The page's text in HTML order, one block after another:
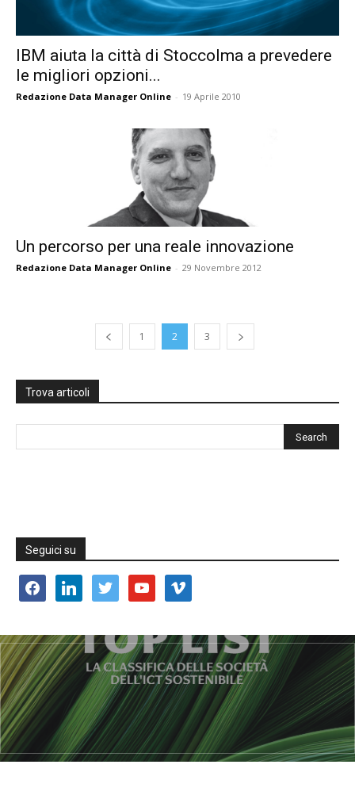
IBM aiuta la città di Stoccolma a prevedere
le migliori opzioni...
Redazione Data Manager Online - 19 Aprile 2010
Un percorso per una reale innovazione
Redazione Data Manager Online - 29 Novembre 2012
1 2 3
Trova articoli
Seguici su
facebooklinkedin twitter youtube vimeo